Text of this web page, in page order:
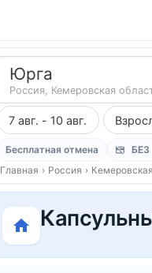
Юрга
Россия, Кемеровская
7 авг. - 10 авг.
Бесплатная отмена
Главная › Россия ›